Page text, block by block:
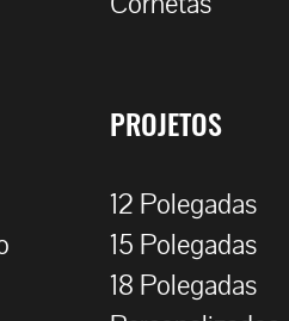
PROJETOS
12 Polegadas
15 Polegadas
18 Polegadas